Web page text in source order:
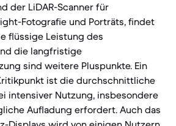
der LiDAR-Scanner für
Fotografie und Porträts, findet
flüssige Leistung des
die langfristige
sind weitere Pluspunkte. Ein
ist die durchschnittliche
intensiver Nutzung, insbesondere
Aufladung erfordert. Auch das